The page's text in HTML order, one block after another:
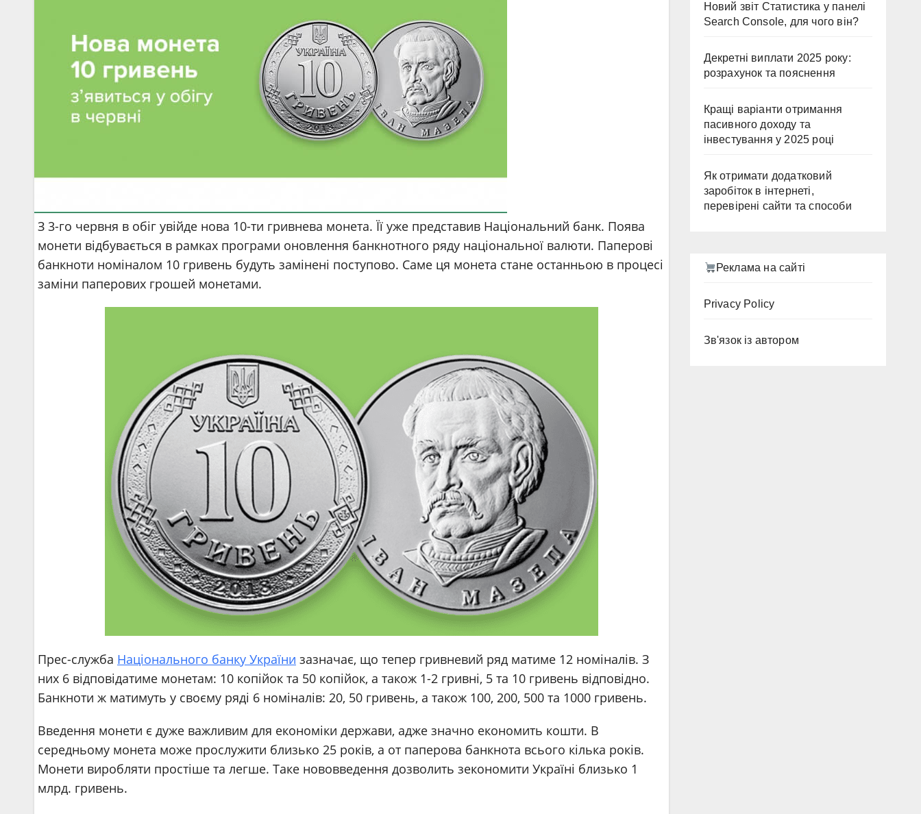
З 3-го червня в обіг увійде нова 10-ти гривнева монета. Її уже представив Національний банк. Поява
монети відбувається в рамках програми оновлення банкнотного ряду національної валюти. Паперові
банкноти номіналом 10 гривень будуть замінені поступово. Саме ця монета стане останньою в процесі
заміни паперових грошей монетами.
Прес-служба Національного банку України зазначає, що тепер гривневий ряд матиме 12 номіналів. З
них 6 відповідатиме монетам: 10 копійок та 50 копійок, а також 1-2 гривні, 5 та 10 гривень відповідно.
Банкноти ж матимуть у своєму ряді 6 номіналів: 20, 50 гривень, а також 100, 200, 500 та 1000 гривень.
Введення монети є дуже важливим для економіки держави, адже значно економить кошти. В
середньому монета може прослужити близько 25 років, а от паперова банкнота всього кілька років.
Монети виробляти простіше та легше. Таке нововведення дозволить зекономити Україні близько 1
млрд. гривень.
Новий звіт Статистика у панелі
Search Console, для чого він?
Декретні виплати 2025 року:
розрахунок та пояснення
Кращі варіанти отримання
пасивного доходу та
інвестування у 2025 році
Як отримати додатковий
заробіток в інтернеті,
перевірені сайти та способи
Реклама на сайті
Privacy Policy
Зв'язок із автором